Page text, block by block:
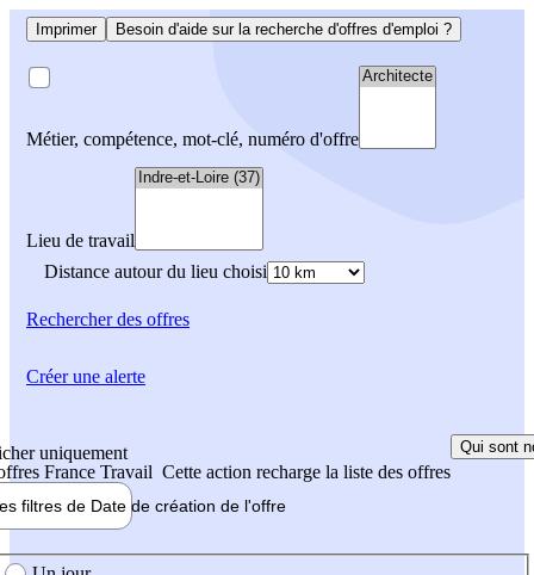
Imprimer Besoin d'aide sur la recherche d'offres d'emploi ?
Métier, compétence, mot-clé, numéro d'offre
Lieu de travail
Distance autour du lieu choisi
Rechercherdes offres
uniquement
France Travail Cette action recharge la liste des offres
Qui sont
filtres de Date de création de l'offre
Créer une alerte